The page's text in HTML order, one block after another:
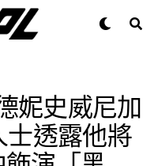
妮史威尼加
士透露他將